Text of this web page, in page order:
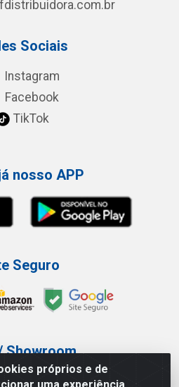
próprios e de
Sociais
Instagram
Facebook
TikTok
nosso APP
Seguro
Showroom
3227-0546